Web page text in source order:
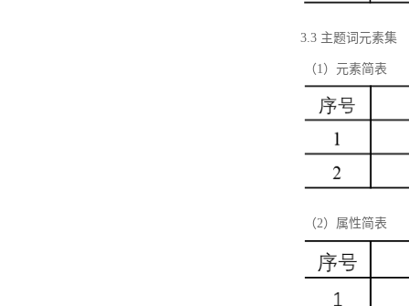
3.3 主题词元素集
（1）元素简表
（2）属性简表